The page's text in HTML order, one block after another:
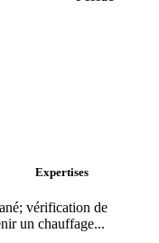
Expertises
vérification de
un chauffage...